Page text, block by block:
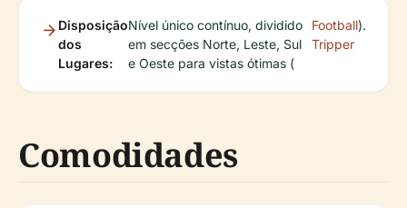
Disposição
dos
Lugares:
Nível único contínuo, dividido
em secções Norte, Leste, Sul
e Oeste para vistas ótimas (
Football
Tripper
).
Comodidades